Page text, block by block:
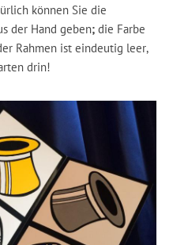
können Sie die
der Hand geben; die Farbe
Rahmen ist eindeutig leer,
drin!